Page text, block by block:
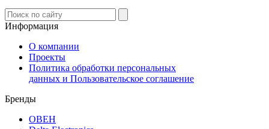
Информация
О компании
Проекты
Политика обработки персональных
данных и Пользовательское соглашение
Бренды
ОВЕН